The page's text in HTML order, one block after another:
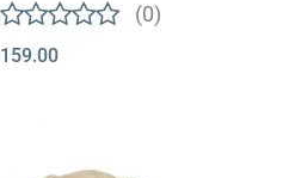
Maltańczyk
(0)
159.00